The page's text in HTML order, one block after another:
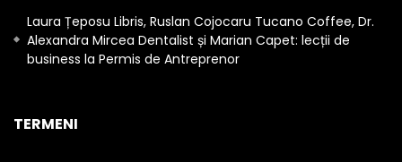
Laura Țeposu Libris, Ruslan Cojocaru Tucano Coffee, Dr.
Alexandra Mircea Dentalist și Marian Capet: lecții de
business la Permis de Antreprenor
TERMENI